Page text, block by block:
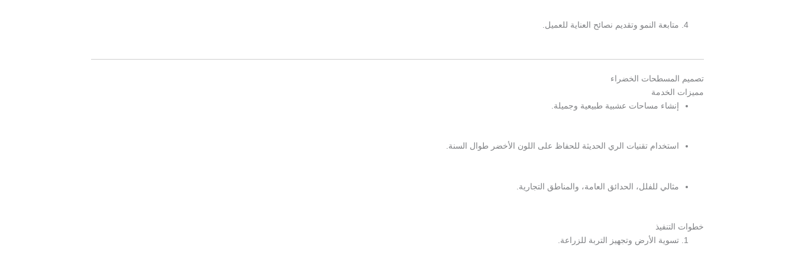
متابعة النمو وتقديم نصائح العناية للعميل.
تصميم المسطحات الخضراء
مميزات الخدمة
إنشاء مساحات عشبية طبيعية وجميلة.
استخدام تقنيات الري الحديثة للحفاظ على اللون الأخضر طوال السنة.
مثالي للفلل، الحدائق العامة، والمناطق التجارية.
خطوات التنفيذ
تسوية الأرض وتجهيز التربة للزراعة.